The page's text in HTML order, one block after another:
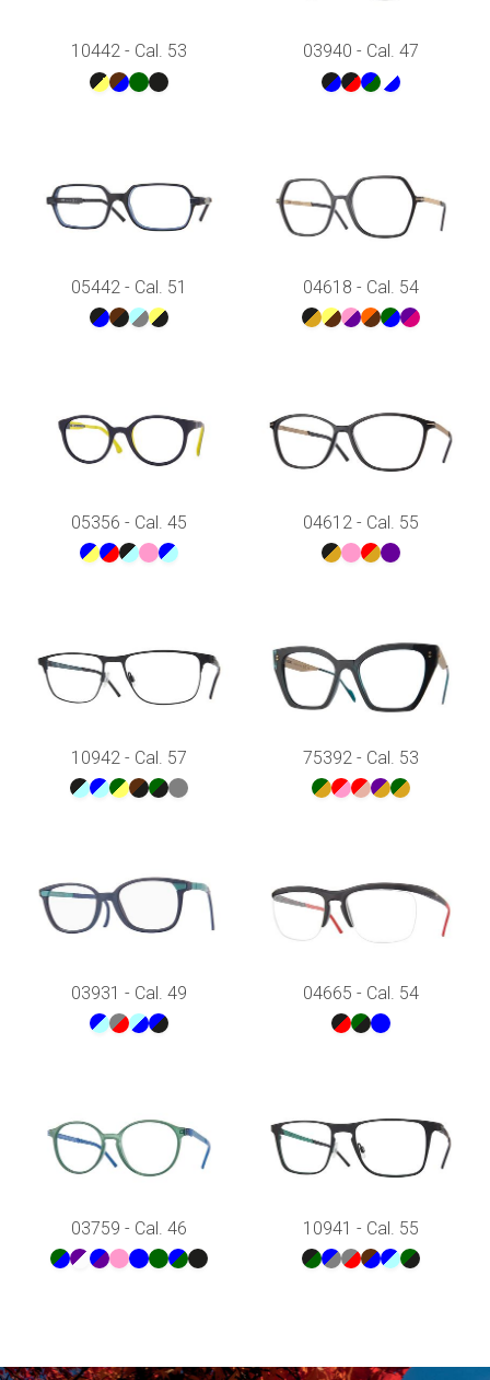
10442 - Cal. 53 03940 - Cal. 47
05442 - Cal. 51 04618 - Cal. 54
05356 - Cal. 45 04612 - Cal. 55
10942 - Cal. 57 75392 - Cal. 53
03931 - Cal. 49 04665 - Cal. 54
03759 - Cal. 46 10941 - Cal. 55